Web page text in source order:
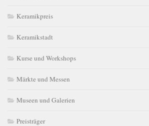
Keramikpreis
Keramikstadt
Kurse und Workshops
Märkte und Messen
Museen und Galerien
Preisträger